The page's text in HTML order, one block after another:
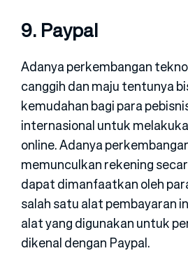
9. Paypal
Adanya perkembangan
canggih dan maju tentunya
kemudahan bagi para
internasional untuk
online. Adanya
memunculkan rekening
dapat dimanfaatkan oleh
salah satu alat pembayaran
alat yang digunakan untuk
dikenal dengan Paypal.